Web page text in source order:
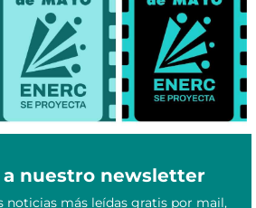
nuestro newsletter
noticias más leídas gratis por mail,